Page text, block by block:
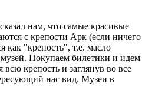
нам, что самые красивые
с крепости Арк (если ничего
как "крепость", т.е. масло
Покупаем билетики и идем
крепость и заглянув во все
нас вид. Музеи в